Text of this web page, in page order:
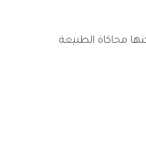
محاكاة الطبيعة